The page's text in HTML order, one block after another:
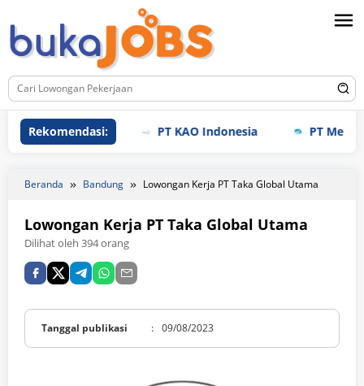
ke
konten
Rekomendasi: PT KAO Indonesia PT
Beranda Bandung Lowongan Kerja PT Taka Global Utama
Lowongan Kerja PT Taka Global Utama
Dilihat oleh 394 orang
Tanggal publikasi : 09/08/2023